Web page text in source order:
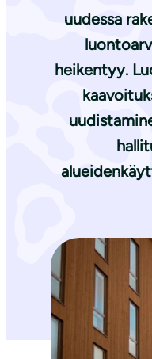
uudessa
heikentyy.